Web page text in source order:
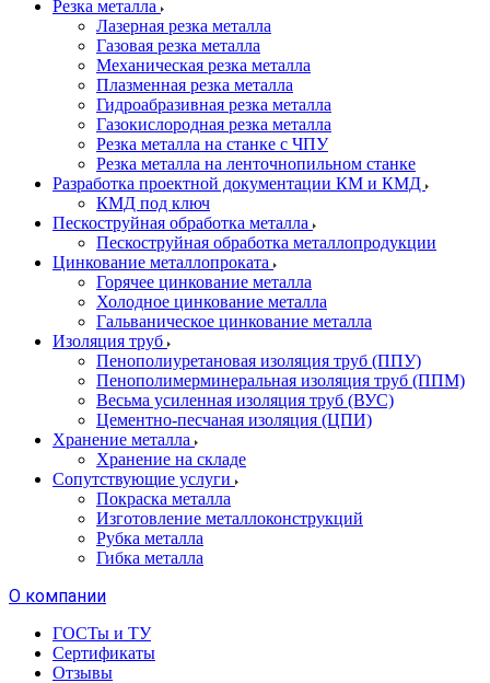
Резка металла
Лазерная резка металла
Газовая резка металла
Механическая резка металла
Плазменная резка металла
Гидроабразивная резка металла
Газокислородная резка металла
Резка металла на станке с ЧПУ
Резка металла на ленточнопильном станке
Разработка проектной документации КМ и КМД
КМД под ключ
Пескоструйная обработка металла
Пескоструйная обработка металлопродукции
Цинкование металлопроката
Горячее цинкование металла
Холодное цинкование металла
Гальваническое цинкование металла
Изоляция труб
Пенополиуретановая изоляция труб (ППУ)
Пенополимерминеральная изоляция труб (ППМ)
Весьма усиленная изоляция труб (ВУС)
Цементно-песчаная изоляция (ЦПИ)
Хранение металла
Хранение на складе
Сопутствующие услуги
Покраска металла
Изготовление металлоконструкций
Рубка металла
Гибка металла
О компании
ГОСТы и ТУ
Сертификаты
Отзывы